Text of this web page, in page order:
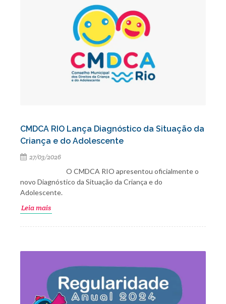
CMDCA RIO Lança Diagnóstico da Situação da
Criança e do Adolescente
27/03/2026
O CMDCA RIO apresentou oficialmente o
novo Diagnóstico da Situação da Criança e do
Adolescente.
Leia mais